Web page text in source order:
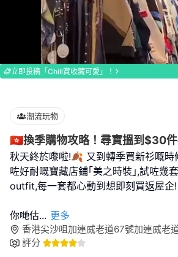
Loaded :
100.00%
立即投稿「Chill賞收藏可愛」！
潮流玩物
🇭🇰換季購物攻略！尋寶搵到$30件
秋天終於嚟啦!🍂 又到轉季買新衫嘅
咗好耐嘅寶藏店鋪｢美之時裝｣,試咗幾
outfit,每一套都心動到想即刻買返屋企!
你哋估... 更多
香港尖沙咀加連威老道67號加連威老
評分